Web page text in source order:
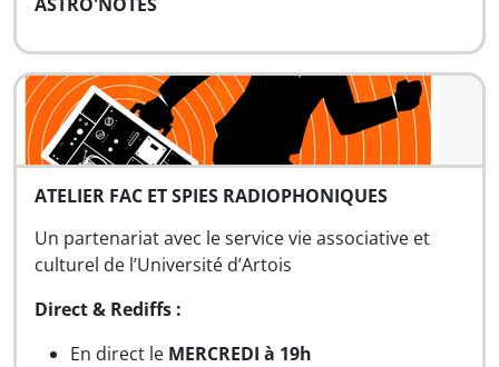
ATELIER FAC ET SPIES RADIOPHONIQUES
Un partenariat avec le service vie associative et
culturel de l’Université d’Artois
Direct & Rediffs :
En direct le MERCREDI à 19h